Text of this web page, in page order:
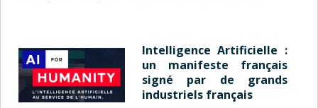
Intelligence Artificielle :
un manifeste français
signé par de grands
industriels français